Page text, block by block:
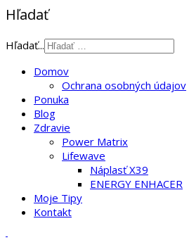
Hľadať
Hľadať...
Domov
Ochrana osobných údajov
Ponuka
Blog
Zdravie
Power Matrix
Lifewave
Náplasť X39
ENERGY ENHACER
Moje Tipy
Kontakt